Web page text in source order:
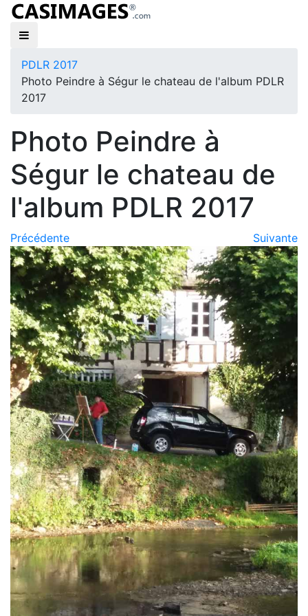
PDLR 2017
Photo Peindre à Ségur le chateau de l'album PDLR
2017
Photo Peindre à
Ségur le chateau de
l'album PDLR 2017
Précédente Suivante